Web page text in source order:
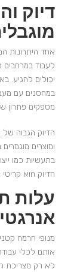
דיוק
אחד היתרונות
לעבוד במרחבים
יכולים להגיע.
במחסנים עם
מספקים פתרון
הדיוק הגבוה
ומוצרים
בתעשיות כמו
הדיוק הוא
עלות
מנופי הרמה
אותם לכלי
לא רק מצריכת